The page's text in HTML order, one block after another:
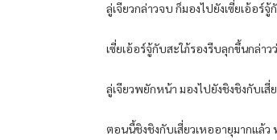
ลู่เจียวกล่าวจบ ก็มองไปยังเซี่ยเอ้อร์
เซี่ยเอ้อร์จู้กับสะใภ้รองรีบลุกขึ้นกล่าว
ลู่เจียวพยักหน้า มองไปยังชิงชิงกับเสี่
ตอนนี้ชิงชิงกับเสี่ยวเหออายุมากแล้ว